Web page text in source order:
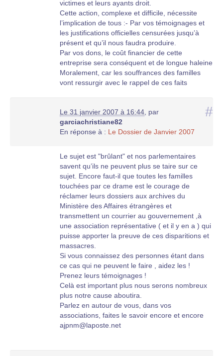
victimes et leurs ayants droit.
Cette action, complexe et difficile, nécessite
l’implication de tous :- Par vos témoignages et
les justifications officielles censurées jusqu’à
présent et qu’il nous faudra produire.
Par vos dons, le coût financier de cette
entreprise sera conséquent et de longue haleine
Moralement, car les souffrances des familles
vont ressurgir avec le rappel de ces faits
En relayant le plus largement possible ce
communiqué pour sensibiliser le plus grand
nombre de nos compatriotes
familles* de disparus dont l’aide nous est
indispensable pour la constitution des dossiers
et avec qui nous partageons la douleur de
l’absence.
A toute la *communauté des Rapatriés d’Algérie*
de toute confession pour leur soutien moral
A chaque *compatriote ou sympathisants* à
notre cause et à nos amis afin que leur aide
financière si modique soit-elle nous aide à
honorer
les frais, de justice afférents à cette action
Nous espérons, avec vous tous, lever cette
chape de plomb qui nous étouffe depuis plus de
4O ans et voir ainsi reconnaître les horreurs et
les déchirements qui ont marqué notre Histoire.
Adressez vos adhésions, vos témoignages et
vos dons au « Collectif des
familles de Disparus » (chèque au même ordre)
9 Rue du Commandant Rolland Marseille 13008
#
Le 31 janvier 2007 à 16:44, par
garciachristiane82
En réponse à : Le Dossier de Janvier 2007
Le sujet est "brûlant" et nos parlementaires
savent qu’ils ne peuvent plus se taire sur ce
sujet. Encore faut-il que toutes les familles
touchées par ce drame est le courage de
réclamer leurs dossiers aux archives du
Ministère des Affaires étrangères et
transmettent un courrier au gouvernement ,à
une association représentative ( et il y en a ) qui
puisse apporter la preuve de ces disparitions et
massacres.
Si vous connaissez des personnes étant dans
ce cas qui ne peuvent le faire , aidez les !
Prenez leurs témoignages !
Celà est important plus nous serons nombreux
plus notre cause aboutira.
Parlez en autour de vous, dans vos
associations, faites le savoir encore et encore
ajpnm@laposte.net